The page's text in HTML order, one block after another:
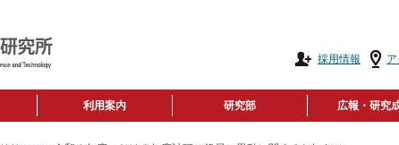
採用情報
利用案内 研究部 広報・研究